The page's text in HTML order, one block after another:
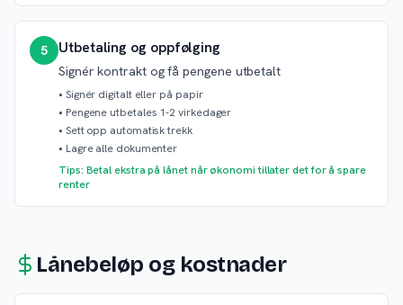
5 Utbetaling og oppfølging
Signér kontrakt og få pengene utbetalt
• Signér digitalt eller på papir
• Pengene utbetales 1-2 virkedager
• Sett opp automatisk trekk
• Lagre alle dokumenter
Tips: Betal ekstra på lånet når økonomi tillater det for å spare
renter
Lånebeløp og kostnader